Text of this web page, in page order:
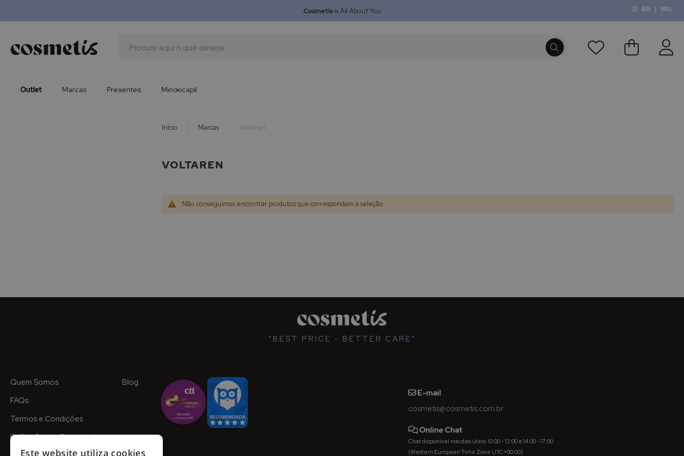
BR | BRL
Cosmetisis All About You
Procura
O Meu
Presentes
Minoxicapil
Outlet Marcas Presentes Minoxicapil
Início Marcas Voltaren
VOLTAREN
Não conseguimos encontrar produtos que correspondam à seleção.
"BEST PRICE - BETTER CARE"
Quem Somos
FAQs
Termos e Condições
Definições de Privacidade
Blog
E-mail
cosmetis@cosmetis.com.br
Online Chat
Chat disponível nos dias úteis: 10:00 - 12:00 e 14:00 - 17:00
(Western European Time Zone UTC+00:00)
Este website utiliza cookies